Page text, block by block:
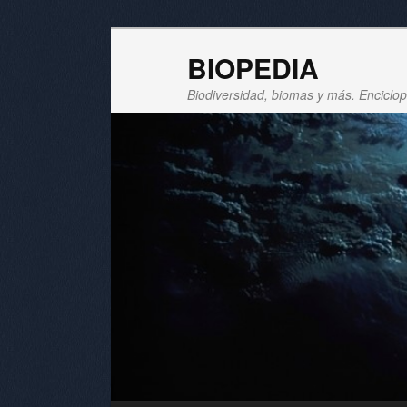
BIOPEDIA
Biodiversidad, biomas y más.